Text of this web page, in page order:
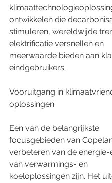
ontwikkelen die
stimuleren, wereldwijde
elektrificatie versnellen en
meerwaarde bieden aan
eindgebruikers.
Vooruitgang in
oplossingen
Een van de belangrijkste
focusgebieden van
verbeteren van de energie-
van verwarmings- en
koeloplossingen zijn. Het